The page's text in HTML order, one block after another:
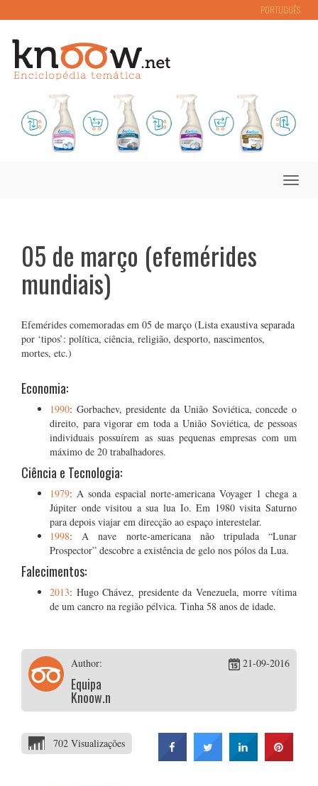
PORTUGUÊS
Toggle
05 de março (efemérides
mundiais)
Efemérides comemoradas em 05 de março (Lista exaustiva separada
por ‘tipos’: política, ciência, religião, desporto, nascimentos,
mortes, etc.)
Economia:
1990: Gorbachev, presidente da União Soviética, concede o
direito, para vigorar em toda a União Soviética, de pessoas
individuais possuírem as suas pequenas empresas com um
máximo de 20 trabalhadores.
Ciência e Tecnologia:
1979: A sonda espacial norte-americana Voyager 1 chega a
Júpiter onde visitou a sua lua Io. Em 1980 visita Saturno
para depois viajar em direcção ao espaço interestelar.
1998: A nave norte-americana não tripulada “Lunar
Prospector” descobre a existência de gelo nos pólos da Lua.
Falecimentos:
2013: Hugo Chávez, presidente da Venezuela, morre vítima
de um cancro na região pélvica. Tinha 58 anos de idade.
Author:
Equipa
Knoow.net
21-09-2016
702 Visualizações